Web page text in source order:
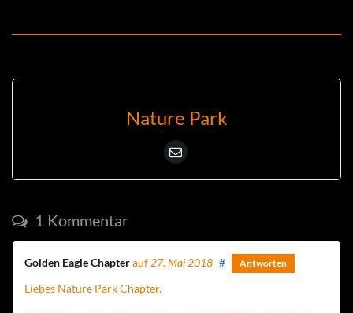
Nature Park
1 Kommentar
Golden Eagle Chapterauf 27. Mai 2018 # Antworten
Liebes Nature Park Chapter,